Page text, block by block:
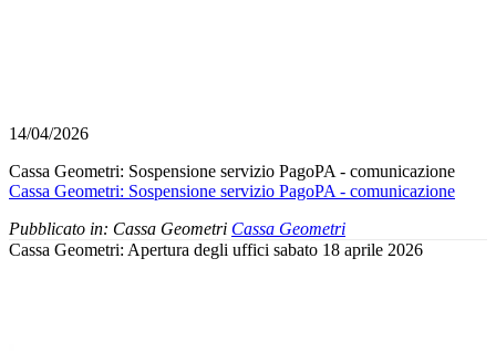
14/04/2026
Cassa Geometri: Sospensione servizio PagoPA - comunicazione
Cassa Geometri: Sospensione servizio PagoPA - comunicazione
Pubblicato in: Cassa Geometri Cassa Geometri
Cassa Geometri: Apertura degli uffici sabato 18 aprile 2026